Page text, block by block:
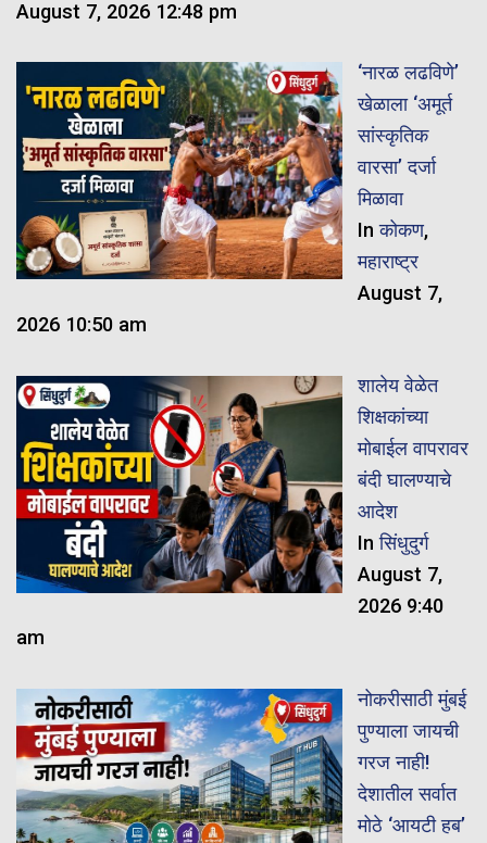
August 7, 2026 12:48 pm
‘नारळ लढविणे’
खेळाला ‘अमूर्त
सांस्कृतिक
वारसा’ दर्जा
मिळावा
Inकोकण,
महाराष्ट्र
August 7,
2026 10:50 am
शालेय वेळेत
शिक्षकांच्या
मोबाईल वापरावर
बंदी घालण्याचे
आदेश
Inसिंधुदुर्ग
August 7,
2026 9:40
am
नोकरीसाठी मुंबई
पुण्याला जायची
गरज नाही!
देशातील सर्वात
मोठे ‘आयटी हब’